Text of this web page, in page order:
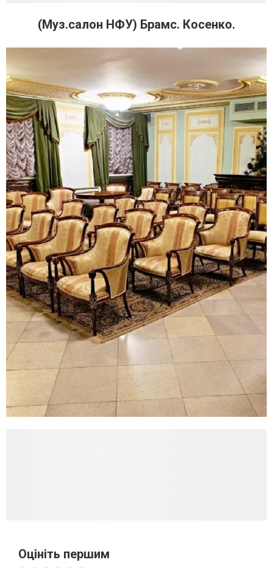
(Муз.салон НФУ) Брамс. Косенко.
Оцініть першим